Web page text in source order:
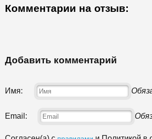
Комментарии на отзыв:
Добавить комментарий
Имя:
Email: